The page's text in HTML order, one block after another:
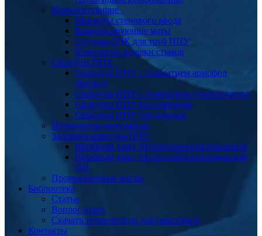
Комплектующие
Манжеты стенового ввода
Компенсирующие маты
Система ОДК для труб ППУ
Комплекты заделки стыков
Скорлупа ППУ
Скорлупа ППУ с покрытием армофол
(фольга)
Скорлупа ППУ с покрытием стеклопластик
Скорлупа ППУ без покрытия
Скорлупа ППУ для отводов
Пенопакеты монтажные
Запорная арматура ППУ
Шаровый кран теплогидроизолированный
Шаровый кран теплогидроизолированный
ОЦ
Промышленные котлы
Библиотека
Статьи
Вопрос ответ
Скачать техническую документацию
Контакты